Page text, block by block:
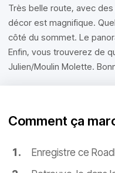
Très belle route, avec
décor est magnifique.
côté du sommet. Le
Enfin, vous trouverez de
Julien/Moulin Molette.
Comment ça
Enregistre ce